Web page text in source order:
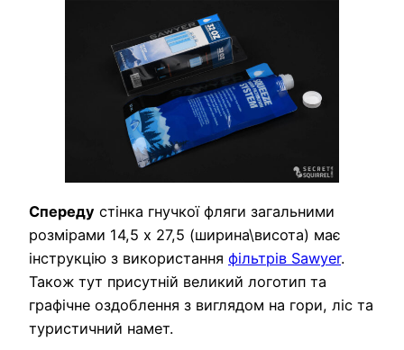
Спереду стінка гнучкої фляги загальними
розмірами 14,5 х 27,5 (ширина\висота) має
інструкцію з використання фільтрів Sawyer.
Також тут присутній великий логотип та
графічне оздоблення з виглядом на гори, ліс та
туристичний намет.